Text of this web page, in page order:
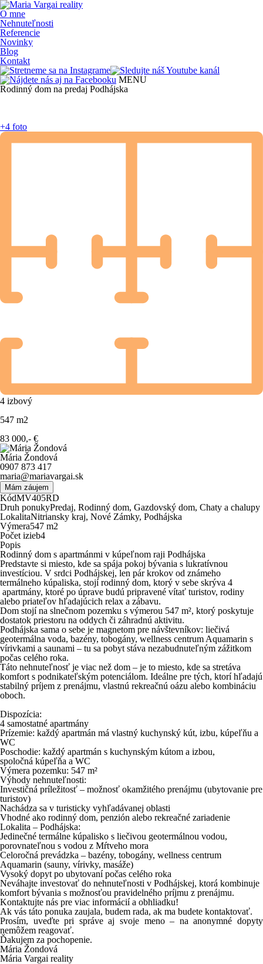
O mne
Nehnuteľnosti
Referencie
Novinky
Blog
Kontakt
MENU
Rodinný dom na predaj Podhájska
+4 foto
4 izbový
547 m2
83 000,- €
Mária Žondová
0907 873 417
maria@mariavargai.sk
Mám záujem
KódMV405RD
Druh ponukyPredaj, Rodinný dom, Gazdovský dom, Chaty a chalupy
LokalitaNitriansky kraj, Nové Zámky, Podhájska
Výmera547 m2
Počet izieb4
Popis
Rodinný dom s apartmánmi v kúpeľnom raji Podhájska
Predstavte si miesto, kde sa spája pokoj bývania s lukratívnou
investíciou. V srdci Podhájskej, len pár krokov od známeho
termálneho kúpaliska, stojí rodinný dom, ktorý v sebe skrýva 4
apartmány, ktoré po úprave budú pripravené vítať turistov, rodiny
alebo priateľov hľadajúcich relax a zábavu.
Dom stojí na slnečnom pozemku s výmerou 547 m², ktorý poskytuje
dostatok priestoru na oddych či záhradnú aktivitu.
Podhájska sama o sebe je magnetom pre návštevníkov: liečivá
geotermálna voda, bazény, tobogány, wellness centrum Aquamarin s
vírivkami a saunami – tu sa pobyt stáva nezabudnuteľným zážitkom
počas celého roka.
Táto nehnuteľnosť je viac než dom – je to miesto, kde sa stretáva
komfort s podnikateľským potenciálom. Ideálne pre tých, ktorí hľadajú
stabilný príjem z prenájmu, vlastnú rekreačnú oázu alebo kombináciu
oboch.
Dispozícia:
4 samostatné apartmány
Prízemie: každý apartmán má vlastný kuchynský kút, izbu, kúpeľňu a
WC
Poschodie: každý apartmán s kuchynským kútom a izbou,
spoločná kúpeľňa a WC
Výmera pozemku: 547 m²
Výhody nehnuteľnosti:
Investičná príležitosť – možnosť okamžitého prenájmu (ubytovanie pre
turistov)
Nachádza sa v turisticky vyhľadávanej oblasti
Vhodné ako rodinný dom, penzión alebo rekreačné zariadenie
Lokalita – Podhájska:
Jedinečné termálne kúpalisko s liečivou geotermálnou vodou,
porovnateľnou s vodou z Mŕtveho mora
Celoročná prevádzka – bazény, tobogány, wellness centrum
Aquamarin (sauny, vírivky, masáže)
Vysoký dopyt po ubytovaní počas celého roka
Neváhajte investovať do nehnuteľnosti v Podhájskej, ktorá kombinuje
komfort bývania s možnosťou pravidelného príjmu z prenájmu.
Kontaktujte nás pre viac informácií a obhliadku!
Ak vás táto ponuka zaujala, budem rada, ak ma budete kontaktovať.
Prosím, uveďte pri správe aj svoje meno – na anonymné dopyty
nemôžem reagovať.
Ďakujem za pochopenie.
Mária Žondová
Mária Vargai reality